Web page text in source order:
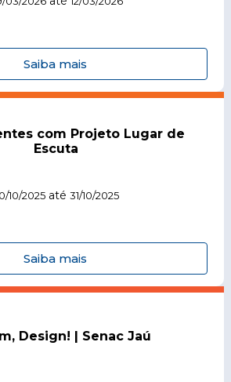
Saiba mais
com Projeto Lugar de
Escuta
10/2025até 31/10/2025
Saiba mais
Design! | Senac Jaú